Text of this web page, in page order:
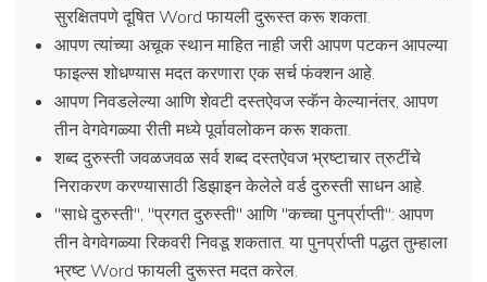
सुरक्षितपणे दूषित Word फायली दुरूस्त करू शकता.
आपण त्यांच्या अचूक स्थान माहित नाही जरी आपण पटकन आपल्या
फाइल्स शोधण्यास मदत करणारा एक सर्च फंक्शन आहे.
आपण निवडलेल्या आणि शेवटी दस्तऐवज स्कॅन केल्यानंतर, आपण
तीन वेगवेगळ्या रीती मध्ये पूर्वावलोकन करू शकता.
शब्द दुरुस्ती जवळजवळ सर्व शब्द दस्तऐवज भ्रष्टाचार त्रुटींचे
निराकरण करण्यासाठी डिझाइन केलेले वर्ड दुरुस्ती साधन आहे.
"साधे दुरुस्ती", "प्रगत दुरुस्ती" आणि "कच्चा पुनर्प्राप्ती": आपण
तीन वेगवेगळ्या रिकवरी निवडू शकतात. या पुनर्प्राप्ती पद्धत तुम्हाला
भ्रष्ट Word फायली दुरूस्त मदत करेल.